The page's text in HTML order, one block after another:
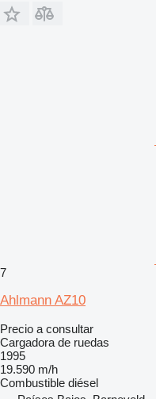
7
Ahlmann AZ10
Precio a consultar
Cargadora de ruedas
1995
19.590 m/h
Combustible diésel